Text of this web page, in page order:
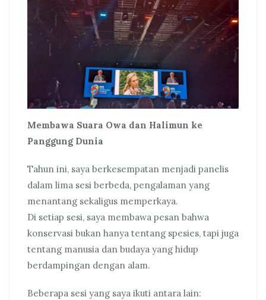
Membawa Suara Owa dan Halimun ke
Panggung Dunia
Tahun ini, saya berkesempatan menjadi panelis
dalam lima sesi berbeda, pengalaman yang
menantang sekaligus memperkaya.
Di setiap sesi, saya membawa pesan bahwa
konservasi bukan hanya tentang spesies, tapi juga
tentang manusia dan budaya yang hidup
berdampingan dengan alam.
Beberapa sesi yang saya ikuti antara lain: